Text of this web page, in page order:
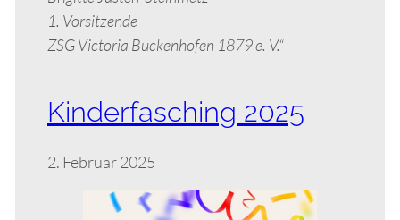
1. Vorsitzende
ZSG Victoria Buckenhofen 1879 e. V.“
Kinderfasching 2025
2. Februar 2025